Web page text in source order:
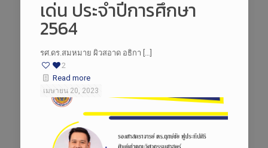
เด่น ประจำปีการศึกษา
2564
รศ.ดร.สมหมาย ผิวสอาด อธิกา […]
2
Read more
เมษายน 20, 2023